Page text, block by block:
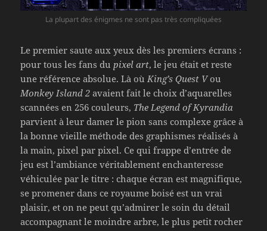
La plupart des énigmes ne sont pas très compliquées
Le premier saute aux yeux dès les premiers écrans :
pour tous les fans du pixel art, le jeu était et reste
une référence absolue. Là où King’s Quest Vou
Monkey Island 2 avaient fait le choix d’aquarelles
scannées en 256 couleurs, The Legend of Kyrandia
parvient à leur damer le pion sans complexe grâce à
la bonne vieille méthode des graphismes réalisés à
la main, pixel par pixel. Ce qui frappe d’entrée de
jeu est l’ambiance véritablement enchanteresse
véhiculée par le titre : chaque écran est magnifique,
se promener dans ce royaume boisé est un vrai
plaisir, et on ne peut qu’admirer le soin du détail
accompagnant le moindre arbre, le plus petit rocher